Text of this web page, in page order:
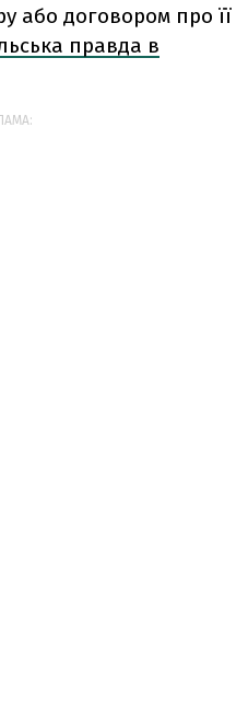
або договором про її
правда в